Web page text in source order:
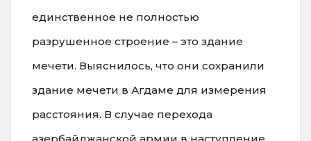
единственное не полностью
разрушенное строение – это здание
мечети. Выяснилось, что они сохранили
здание мечети в Агдаме для измерения
расстояния. В случае перехода
азербайджанской армии в наступление